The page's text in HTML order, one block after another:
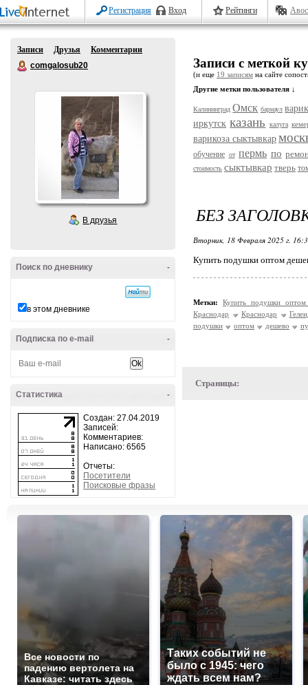
Регистрация Вход Рейтинги
Записи Друзья
Комментарии
comgalosub20
В друзья
-
Поиск по дневнику
в этом дневнике
-
Подписка по e-mail
-
Статистика
Создан: 27.04.2019
Записей:
Комментариев:
Написано: 6565
Отчеты:
Посетители
Поисковые фразы
Записи с меткой
(и еще 19 записям на сайте
Другие метки пользователя ↓
Калининград Омск барнаул
иркутск казань калуга
варикоза сыктывкар
обучение от пермь по
стоимость сыктывкар тверь
БЕЗ
Вторник, 18 Февраля 2025 г.
Купить подушки оптом
Метки:
Купить подушки
Краснодар
Краснодар
подушки
оптом дешево
Страницы:
Все новости по
падению вертолета на
Кавказе: читать здесь
Таких событий не
было с 1945: чего
ждать всем нам?